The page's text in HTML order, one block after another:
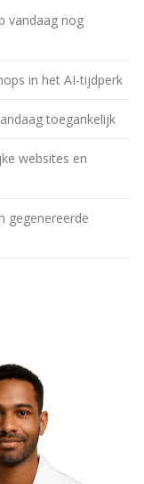
vandaag nog
in het AI-tijdperk
toegankelijk
websites en
gegenereerde